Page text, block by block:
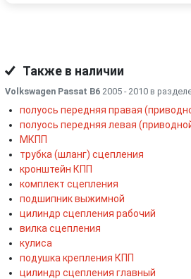
Также в наличии
Volkswagen Passat B6 2005 - 2010 в
полуось передняя правая
полуось передняя левая
МКПП
трубка (шланг) сцепления
кронштейн КПП
комплект сцепления
подшипник выжимной
цилиндр сцепления рабочий
вилка сцепления
кулиса
подушка крепления КПП
цилиндр сцепления главный